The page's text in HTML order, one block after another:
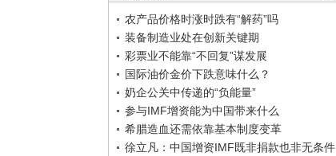
农产品价格时涨时跌有“解药”吗
装备制造业处在创新关键期
彩票业不能靠“不回复”谋发展
国际油价金价下跌意味什么？
奶企公关中传递的“负能量”
参与IMF增资能为中国带来什么
希腊造血还需依靠基本制度变革
徐立凡：中国增资IMF既非捐款也非无条件